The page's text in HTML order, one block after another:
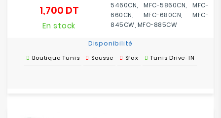
5460CN, MFC-5860CN, MFC-
660CN, MFC-680CN, MFC-
845CW, MFC-885CW
1,700 DTPrix
En stock
Disponibilité
Boutique Tunis Sousse Sfax Tunis Drive-IN